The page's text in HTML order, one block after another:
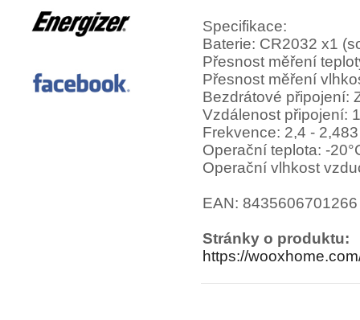
Specifikace:
Baterie: CR2032 x1
Přesnost měření
Přesnost měření
Bezdrátové připojení:
Vzdálenost připojení:
Frekvence: 2,4 -
Operační teplota: -
Operační vlhkost
EAN: 8435606701266
Stránky o produktu:
https://